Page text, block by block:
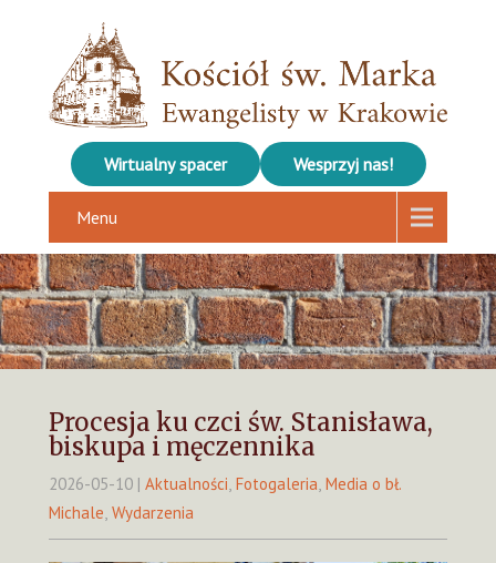
Wirtualny spacer Wesprzyj nas!
Menu
Procesja ku czci św. Stanisława,
biskupa i męczennika
2026-05-10 | Aktualności Fotogaleria Media o bł.
Michale Wydarzenia